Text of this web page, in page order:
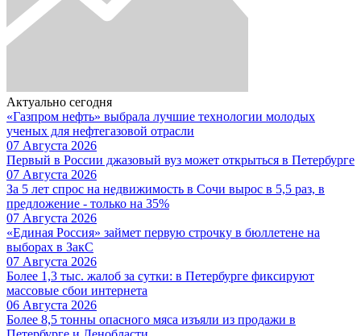
Актуально сегодня
«Газпром нефть» выбрала лучшие технологии молодых
ученых для нефтегазовой отрасли
07 Августа 2026
Первый в России джазовый вуз может открыться в Петербурге
07 Августа 2026
За 5 лет спрос на недвижимость в Сочи вырос в 5,5 раз, в
предложение - только на 35%
07 Августа 2026
«Единая Россия» займет первую строчку в бюллетене на
выборах в ЗакС
07 Августа 2026
Более 1,3 тыс. жалоб за сутки: в Петербурге фиксируют
массовые сбои интернета
06 Августа 2026
Более 8,5 тонны опасного мяса изъяли из продажи в